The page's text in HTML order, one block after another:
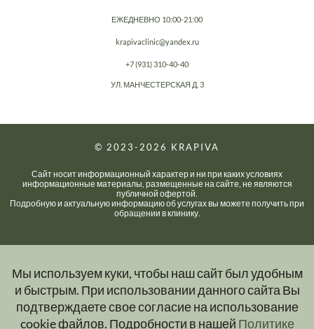
Мы используем куки, чтобы наш сайт был удобным
и быстрым. При использовании данного сайта Вы
подтверждаете свое согласие на использование
cookie файлов. Подробности в нашей Политике
ЕЖЕДНЕВНО 10:00-21:00
krapivaclinic@yandex.ru
+7 (931) 310-40-40
УЛ. МАНЧЕСТЕРСКАЯ Д. 3
© 2023-2026 KRAPIVA
Сайт носит информационный характер и ни при каких условиях
информационные материалы, размещенные на сайте, не являются
публичной офертой.
Подробную и актуальную информацию об услугах вы можете получить при
обращении в клинику.